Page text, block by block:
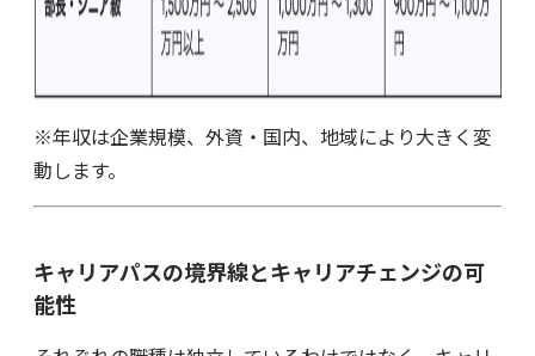
※年収は企業規模、外資・国内、地域により大きく変
動します。
キャリアパスの境界線とキャリアチェンジの可
能性